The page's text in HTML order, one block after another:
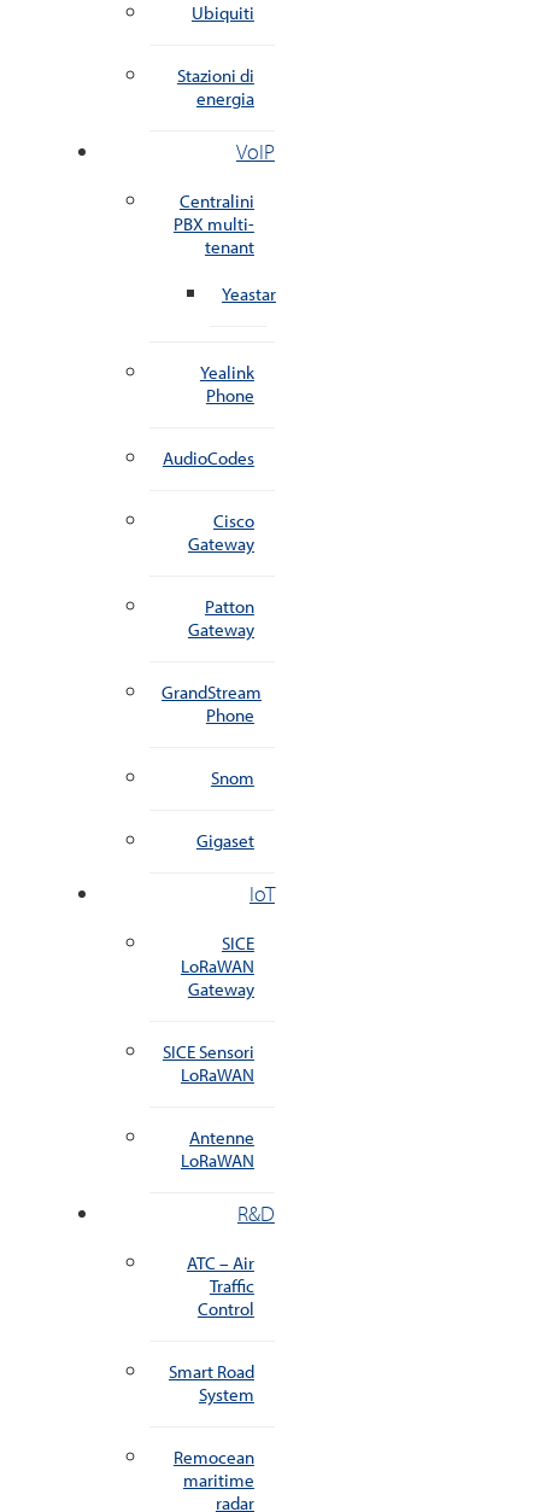
Ubiquiti
Stazioni di
energia
VoIP
Centralini
PBX multi-
tenant
Yeastar
Yealink
Phone
AudioCodes
Cisco
Gateway
Patton
Gateway
GrandStream
Phone
Snom
Gigaset
IoT
SICE
LoRaWAN
Gateway
SICE Sensori
LoRaWAN
Antenne
LoRaWAN
R&D
ATC – Air
Traffic
Control
Smart Road
System
Remocean
maritime
radar